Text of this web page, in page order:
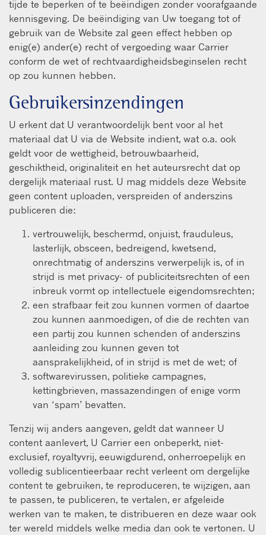
tijde te beperken of te beëindigen zonder voorafgaande
kennisgeving. De beëindiging van Uw toegang tot of
gebruik van de Website zal geen effect hebben op
enig(e) ander(e) recht of vergoeding waar Carrier
conform de wet of rechtvaardigheidsbeginselen recht
op zou kunnen hebben.
Gebruikersinzendingen
U erkent dat U verantwoordelijk bent voor al het
materiaal dat U via de Website indient, wat o.a. ook
geldt voor de wettigheid, betrouwbaarheid,
geschiktheid, originaliteit en het auteursrecht dat op
dergelijk materiaal rust. U mag middels deze Website
geen content uploaden, verspreiden of anderszins
publiceren die:
vertrouwelijk, beschermd, onjuist, frauduleus,
lasterlijk, obsceen, bedreigend, kwetsend,
onrechtmatig of anderszins verwerpelijk is, of in
strijd is met privacy- of publiciteitsrechten of een
inbreuk vormt op intellectuele eigendomsrechten;
een strafbaar feit zou kunnen vormen of daartoe
zou kunnen aanmoedigen, of die de rechten van
een partij zou kunnen schenden of anderszins
aanleiding zou kunnen geven tot
aansprakelijkheid, of in strijd is met de wet; of
softwarevirussen, politieke campagnes,
kettingbrieven, massazendingen of enige vorm
van ‘spam’ bevatten.
Tenzij wij anders aangeven, geldt dat wanneer U
content aanlevert, U Carrier een onbeperkt, niet-
exclusief, royaltyvrij, eeuwigdurend, onherroepelijk en
volledig sublicentieerbaar recht verleent om dergelijke
content te gebruiken, te reproduceren, te wijzigen, aan
te passen, te publiceren, te vertalen, er afgeleide
werken van te maken, te distribueren en deze waar ook
ter wereld middels welke media dan ook te vertonen. U